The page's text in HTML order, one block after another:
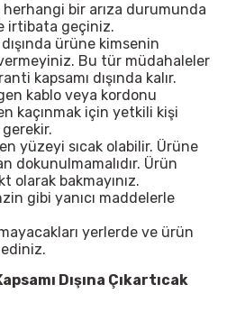
bir arıza durumunda
irtibata geçiniz.
ürüne kimsenin
Bu tür müdahaleler
kapsamı dışında kalır.
kablo veya kordonu
kaçınmak için yetkili kişi
yüzeyi sıcak olabilir. Ürüne
dokunulmamalıdır. Ürün
olarak bakmayınız.
gibi yanıcı maddelerle
yerlerde ve ürün
Dışına Çıkartıcak